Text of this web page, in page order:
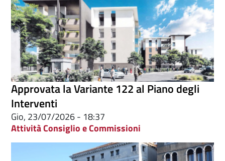
Approvata la Variante 122 al Piano degli
Interventi
Gio, 23/07/2026 - 18:37
Attività Consiglio e Commissioni